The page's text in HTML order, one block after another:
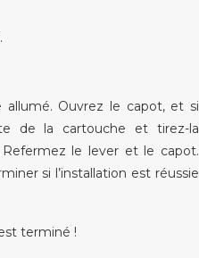
allumé. Ouvrez le capot, et si
de la cartouche et tirez-la
le lever et le capot.
si l’installation est réussie
terminé !